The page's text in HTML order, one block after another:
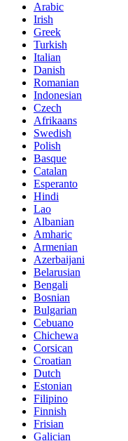
Arabic
Irish
Greek
Turkish
Italian
Danish
Romanian
Indonesian
Czech
Afrikaans
Swedish
Polish
Basque
Catalan
Esperanto
Hindi
Lao
Albanian
Amharic
Armenian
Azerbaijani
Belarusian
Bengali
Bosnian
Bulgarian
Cebuano
Chichewa
Corsican
Croatian
Dutch
Estonian
Filipino
Finnish
Frisian
Galician